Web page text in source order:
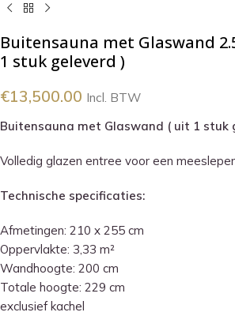
Buitensauna met Glaswand
1 stuk geleverd )
€13,500.00 Incl. BTW
Buitensauna met Glaswand ( uit 1 stuk
Volledig glazen entree voor een
Technische specificaties:
Afmetingen: 210 x 255 cm
Oppervlakte: 3,33 m²
Wandhoogte: 200 cm
Totale hoogte: 229 cm
exclusief kachel